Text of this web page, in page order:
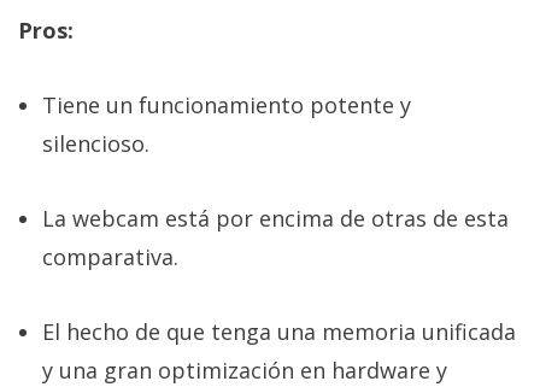
Pros:
Tiene un funcionamiento potente y
silencioso.
La webcam está por encima de otras de esta
comparativa.
El hecho de que tenga una memoria unificada
y una gran optimización en hardware y